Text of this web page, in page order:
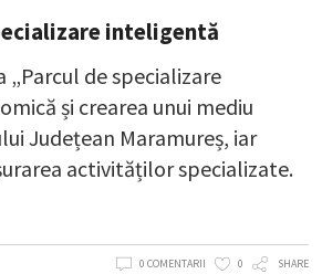
inteligentă
de specializare
și crearea unui mediu
Județean Maramureș, iar
activităților specializate.
0 COMENTARII 0 SHARE